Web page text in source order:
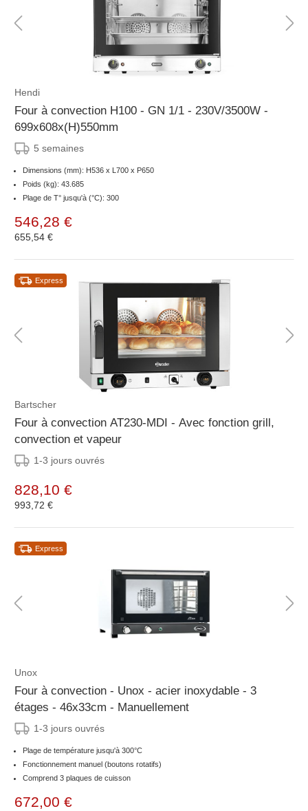
Hendi
Four à convection H100 - GN 1/1 - 230V/3500W -
699x608x(H)550mm
5 semaines
Dimensions (mm): H536 x L700 x P650
Poids (kg): 43.685
Plage de T° jusqu'à (°C): 300
546,28 €
655,54 €
Express
Bartscher
Four à convection AT230-MDI - Avec fonction grill,
convection et vapeur
1-3 jours ouvrés
828,10 €
993,72 €
Express
Unox
Four à convection - Unox - acier inoxydable - 3
étages - 46x33cm - Manuellement
1-3 jours ouvrés
Plage de température jusqu'à 300°C
Fonctionnement manuel (boutons rotatifs)
Comprend 3 plaques de cuisson
672,00 €